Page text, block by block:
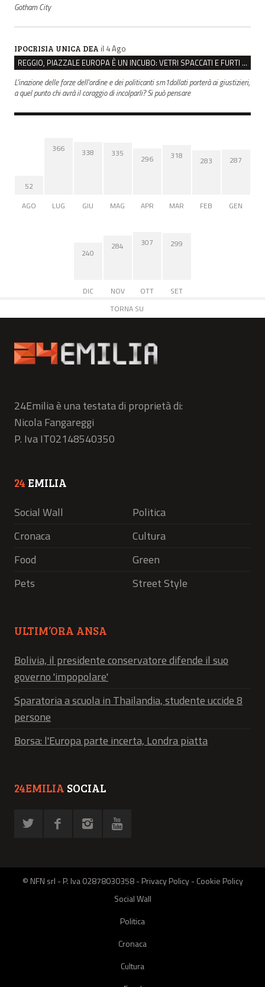
Gotham City
IPOCRISIA UNICA DEA il 4 Ago
REGGIO, PIAZZALE EUROPA È UN INCUBO: VETRI SPACCATI E FURTI SULLE AUTO IN SOSTA
L'inazione delle forze dell'ordine e dei politicanti sm1dollati porterà ai giustizieri,
a quel punto chi avrà il coraggio di incolparli? Si può pensare
52
AGO
366
LUG
338
GIU
335
MAG
296
APR
318
MAR
283
FEB
287
GEN
240
DIC
284
NOV
307
OTT
299
SET
TORNA SU
24Emilia è una testata di proprietà di:
Nicola Fangareggi
P. Iva IT02148540350
24 EMILIA
Social Wall
Politica
Cronaca
Cultura
Food
Green
Pets
Street Style
ULTIM’ORA ANSA
Bolivia, il presidente conservatore difende il suo
governo 'impopolare'
Sparatoria a scuola in Thailandia, studente uccide 8
persone
Borsa: l'Europa parte incerta, Londra piatta
24EMILIA SOCIAL
© NFN srl - P. Iva 02878030358 -Privacy Policy-Cookie Policy
Social Wall
Politica
Cronaca
Cultura